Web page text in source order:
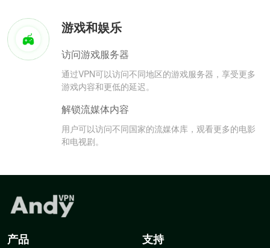
游戏和娱乐
访问游戏服务器
通过VPN可以访问不同地区的游戏服务器，享受更多
游戏内容和更低的延迟。
解锁流媒体内容
用户可以访问不同国家的流媒体库，观看更多的电影
和电视剧。
产品 支持